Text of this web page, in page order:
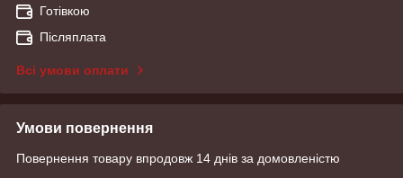
Готівкою
Післяплата
Всі умови оплати
Умови повернення
Повернення товару впродовж 14 днів за домовленістю